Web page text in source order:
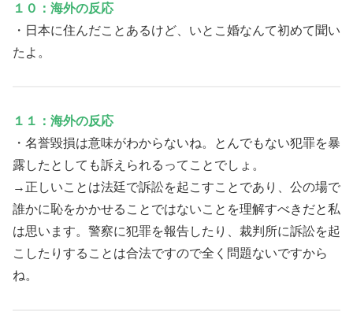
１０：海外の反応
・日本に住んだことあるけど、いとこ婚なんて初めて聞い
たよ。
１１：海外の反応
・名誉毀損は意味がわからないね。とんでもない犯罪を暴
露したとしても訴えられるってことでしょ。
→正しいことは法廷で訴訟を起こすことであり、公の場で
誰かに恥をかかせることではないことを理解すべきだと私
は思います。警察に犯罪を報告したり、裁判所に訴訟を起
こしたりすることは合法ですので全く問題ないですから
ね。